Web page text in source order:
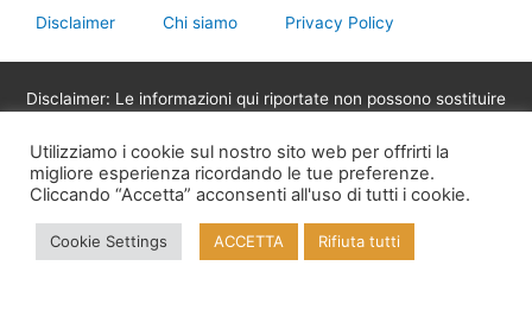
Disclaimer Chi siamo Privacy Policy
Disclaimer: Le informazioni qui riportate non possono sostituire
legalmente abilitati alla professione, non devono essere
utilizzate per assumere decisioni riguardanti la propria salute,
eventuali terapie mediche o assunzione di medicinali.
Utilizziamo i cookie sul nostro sito web per offrirti la
migliore esperienza ricordando le tue preferenze.
Cliccando “Accetta” acconsenti all'uso di tutti i cookie.
Cookie Settings ACCETTA Rifiuta tutti